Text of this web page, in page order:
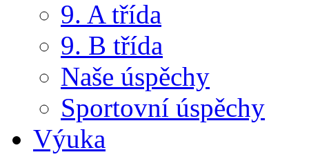
9. A třída
9. B třída
Naše úspěchy
Sportovní úspěchy
Výuka